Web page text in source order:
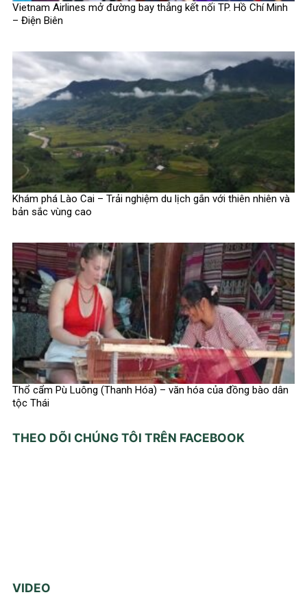
Vietnam Airlines mở đường bay thẳng kết nối TP. Hồ Chí Minh
– Điện Biên
Khám phá Lào Cai – Trải nghiệm du lịch gắn với thiên nhiên và
bản sắc vùng cao
Thổ cẩm Pù Luông (Thanh Hóa) – văn hóa của đồng bào dân
tộc Thái
THEO DÕI CHÚNG TÔI TRÊN FACEBOOK
VIDEO